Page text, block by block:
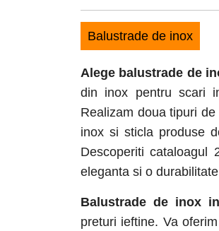
Balustrade de inox
Alege balustrade de
din inox pentru scari
Realizam doua tipuri
inox si sticla produse
Descoperiti cataloagul
eleganta si o
Balustrade de inox
preturi ieftine. Va